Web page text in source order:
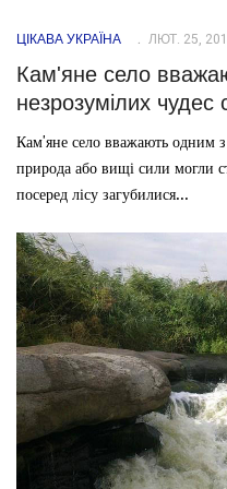
ЦІКАВА УКРАЇНА ЛЮТ. 25,
Кам'яне село
незрозумілих чудес
Кам'яне село вважають одним з
природа або вищі сили могли
посеред лісу загубилися...